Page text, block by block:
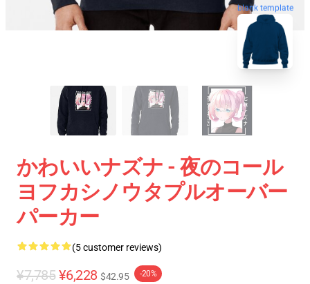
blank template
かわいいナズナ - 夜のコール
ヨフカシノウタプルオーバー
パーカー
(5 customer reviews)
¥7,785 ¥6,228 $42.95 -20%